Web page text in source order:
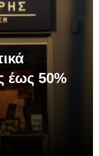
έως 50%